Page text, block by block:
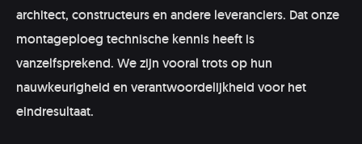
architect, constructeurs en andere leveranciers. Dat onze
montageploeg technische kennis heeft is
vanzelfsprekend. We zijn vooral trots op hun
nauwkeurigheid en verantwoordelijkheid voor het
eindresultaat.